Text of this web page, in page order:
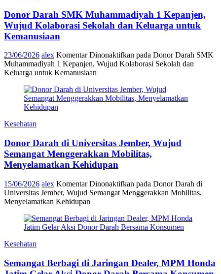
Donor Darah SMK Muhammadiyah 1 Kepanjen,
Wujud Kolaborasi Sekolah dan Keluarga untuk
Kemanusiaan
23/06/2026 alex Komentar Dinonaktifkan pada Donor Darah SMK
Muhammadiyah 1 Kepanjen, Wujud Kolaborasi Sekolah dan
Keluarga untuk Kemanusiaan
Kesehatan
Donor Darah di Universitas Jember, Wujud
Semangat Menggerakkan Mobilitas,
Menyelamatkan Kehidupan
15/06/2026 alex Komentar Dinonaktifkan pada Donor Darah di
Universitas Jember, Wujud Semangat Menggerakkan Mobilitas,
Menyelamatkan Kehidupan
Kesehatan
Semangat Berbagi di Jaringan Dealer, MPM Honda